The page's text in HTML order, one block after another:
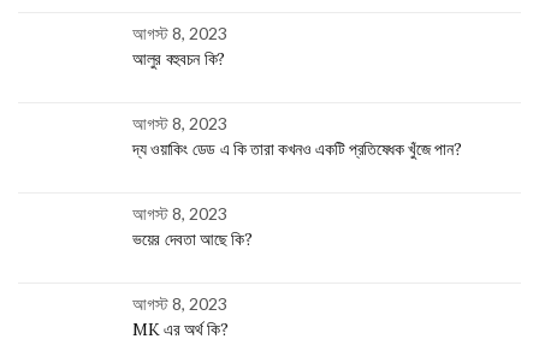
আগস্ট 8, 2023
আলুর বহুবচন কি?
আগস্ট 8, 2023
দ্য ওয়াকিং ডেড এ কি তারা কখনও একটি প্রতিষেধক খুঁজে পান?
আগস্ট 8, 2023
ভয়ের দেবতা আছে কি?
আগস্ট 8, 2023
MK এর অর্থ কি?